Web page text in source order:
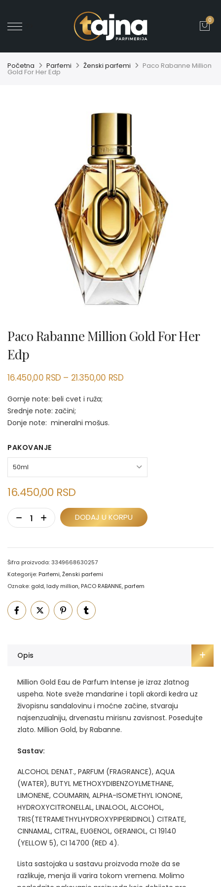
0
Početna Parfemi Ženski parfemi Paco Rabanne Million
Gold For Her Edp
Paco Rabanne Million Gold For Her
Edp
16.450,00 RSD – 21.350,00 RSD
Gornje note: beli cvet i ruža;
Srednje note: začini;
Donje note: mineralni mošus.
PAKOVANJE
16.450,00 RSD
DODAJ U KORPU
Šifra proizvoda:3349668630257
Kategorije: Parfemi,Ženski parfemi
Oznake: gold, lady million, PACO RABANNE, parfem
Opis
Million Gold Eau de Parfum Intense je izraz zlatnog
uspeha. Note sveže mandarine i topli akordi kedra uz
živopisnu sandalovinu i moćne začine, stvaraju
najsenzualniju, drvenastu mirisnu zavisnost. Posedujte
zlato. Million Gold, by Rabanne.
Sastav:
ALCOHOL DENAT., PARFUM (FRAGRANCE), AQUA
(WATER), BUTYL METHOXYDIBENZOYLMETHANE,
LIMONENE, COUMARIN, ALPHA-ISOMETHYL IONONE,
HYDROXYCITRONELLAL, LINALOOL, ALCOHOL,
TRIS(TETRAMETHYLHYDROXYPIPERIDINOL) CITRATE,
CINNAMAL, CITRAL, EUGENOL, GERANIOL, CI 19140
(YELLOW 5), CI 14700 (RED 4).
Lista sastojaka u sastavu proizvoda može da se
razlikuje, menja ili varira tokom vremena. Molimo